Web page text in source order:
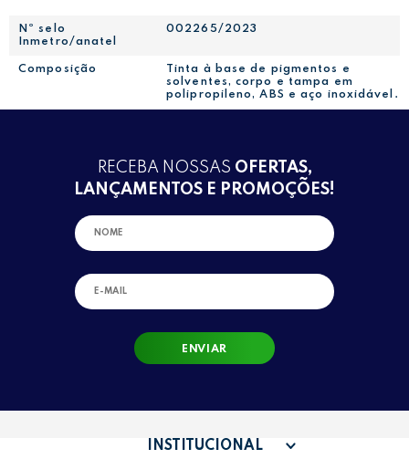
Nº selo
Inmetro/anatel
002265/2023
Composição
Tinta à base de pigmentos e
solventes, corpo e tampa em
polipropileno, ABS e aço inoxidável.
RECEBA NOSSAS OFERTAS,
LANÇAMENTOS E PROMOÇÕES!
ENVIAR
INSTITUCIONAL